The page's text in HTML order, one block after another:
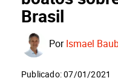
Brasil
PorIsmael
Publicado: 07/01/2021